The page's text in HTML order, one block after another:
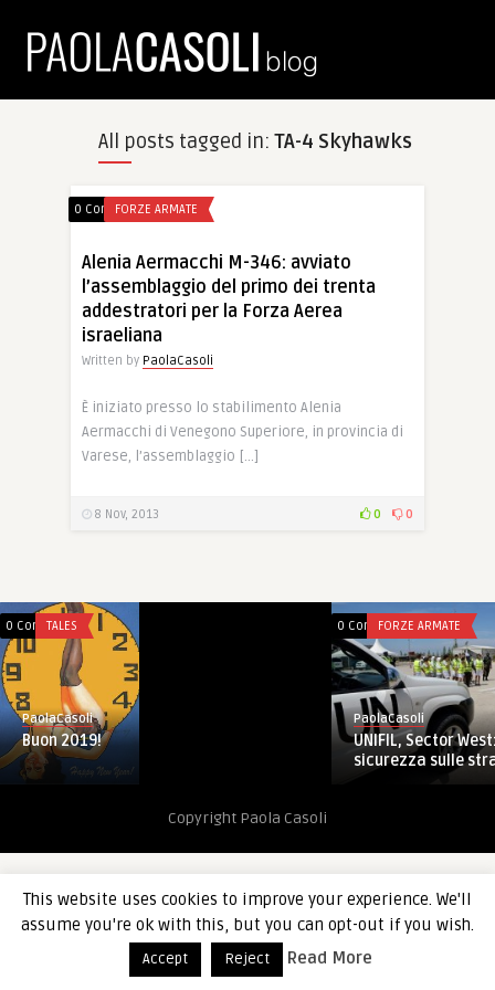
All posts tagged in: TA-4 Skyhawks
0 CommentsFORZE ARMATE
Alenia Aermacchi M-346: avviato
l’assemblaggio del primo dei trenta
addestratori per la Forza Aerea
israeliana
Written by PaolaCasoli
È iniziato presso lo stabilimento Alenia
Aermacchi di Venegono Superiore, in provincia di
Varese, l’assemblaggio […]
8 Nov, 2013 0 0
0 Comments
TALES
PaolaCasoli
Buon 2019!
0 CommentsFORZE ARMATE
PaolaCasoli
UNIFIL, Sector
sicurezza sulle
Copyright Paola Casoli
This website uses cookies to improve your experience. We'll
assume you're ok with this, but you can opt-out if you wish.
Accept Reject Read More